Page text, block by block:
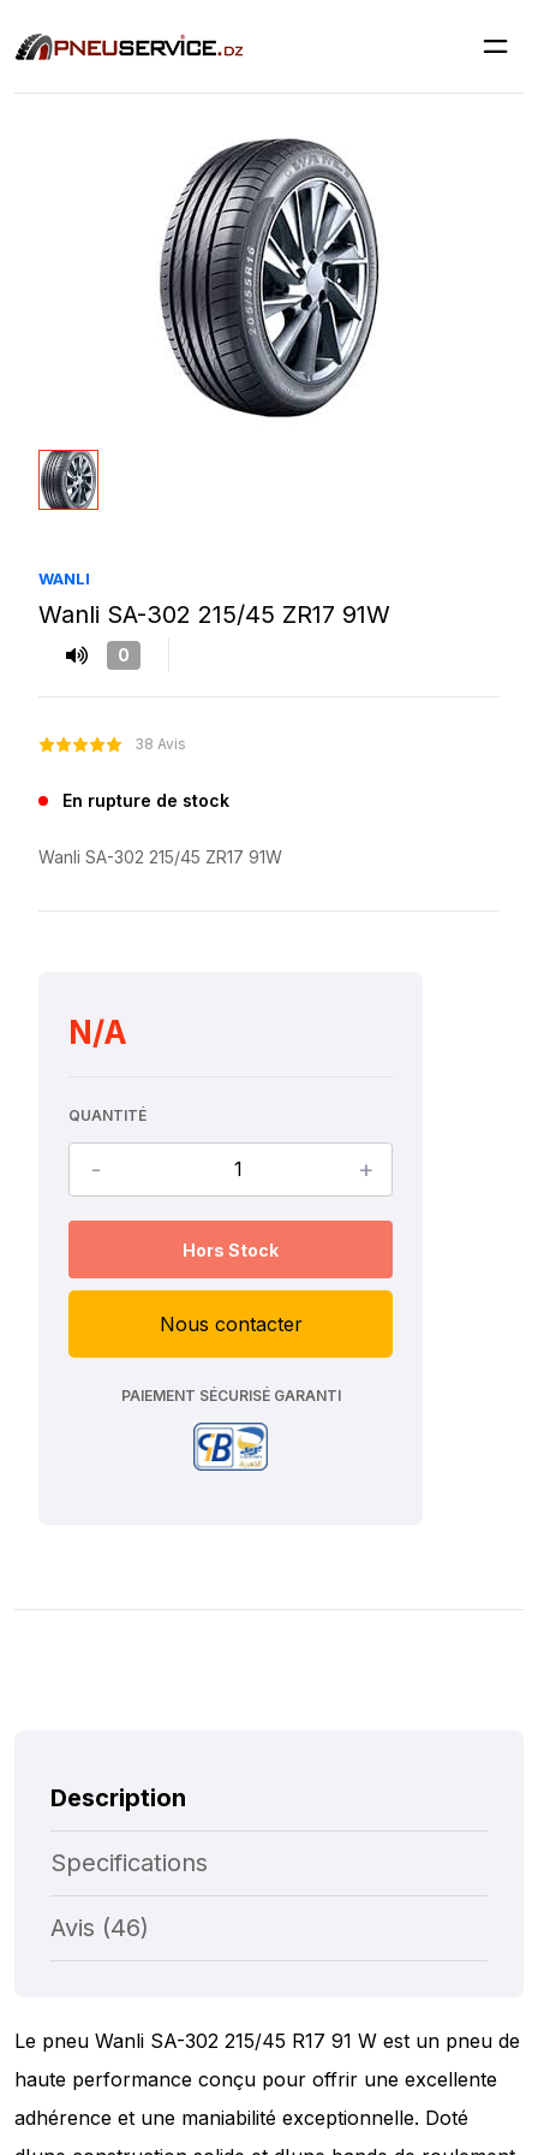
WANLI
Wanli SA-302 215/45 ZR17 91W
0
38 Avis
En rupture de stock
Wanli SA-302 215/45 ZR17 91W
N/A
QUANTITÉ
- +
Hors Stock
Nous contacter
PAIEMENT SÉCURISÉ GARANTI
Description
Specifications
Avis (46)
Le pneu Wanli SA-302 215/45 R17 91 W est un pneu de
haute performance conçu pour offrir une excellente
adhérence et une maniabilité exceptionnelle. Doté